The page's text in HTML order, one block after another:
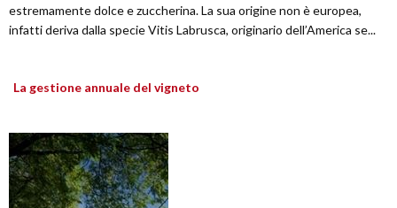
estremamente dolce e zuccherina. La sua origine non è europea,
infatti deriva dalla specie Vitis Labrusca, originario dell’America se...
La gestione annuale del vigneto